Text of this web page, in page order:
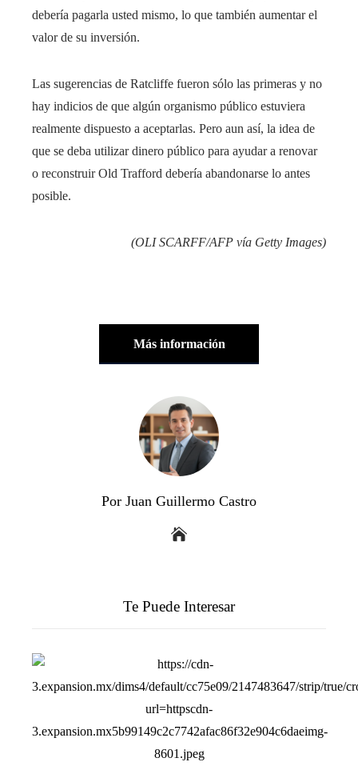
debería pagarla usted mismo, lo que también aumentar el
valor de su inversión.
Las sugerencias de Ratcliffe fueron sólo las primeras y no
hay indicios de que algún organismo público estuviera
realmente dispuesto a aceptarlas. Pero aun así, la idea de
que se deba utilizar dinero público para ayudar a renovar
o reconstruir Old Trafford debería abandonarse lo antes
posible.
(OLI SCARFF/AFP vía Getty Images)
Más información
Por Juan Guillermo Castro
Te Puede Interesar